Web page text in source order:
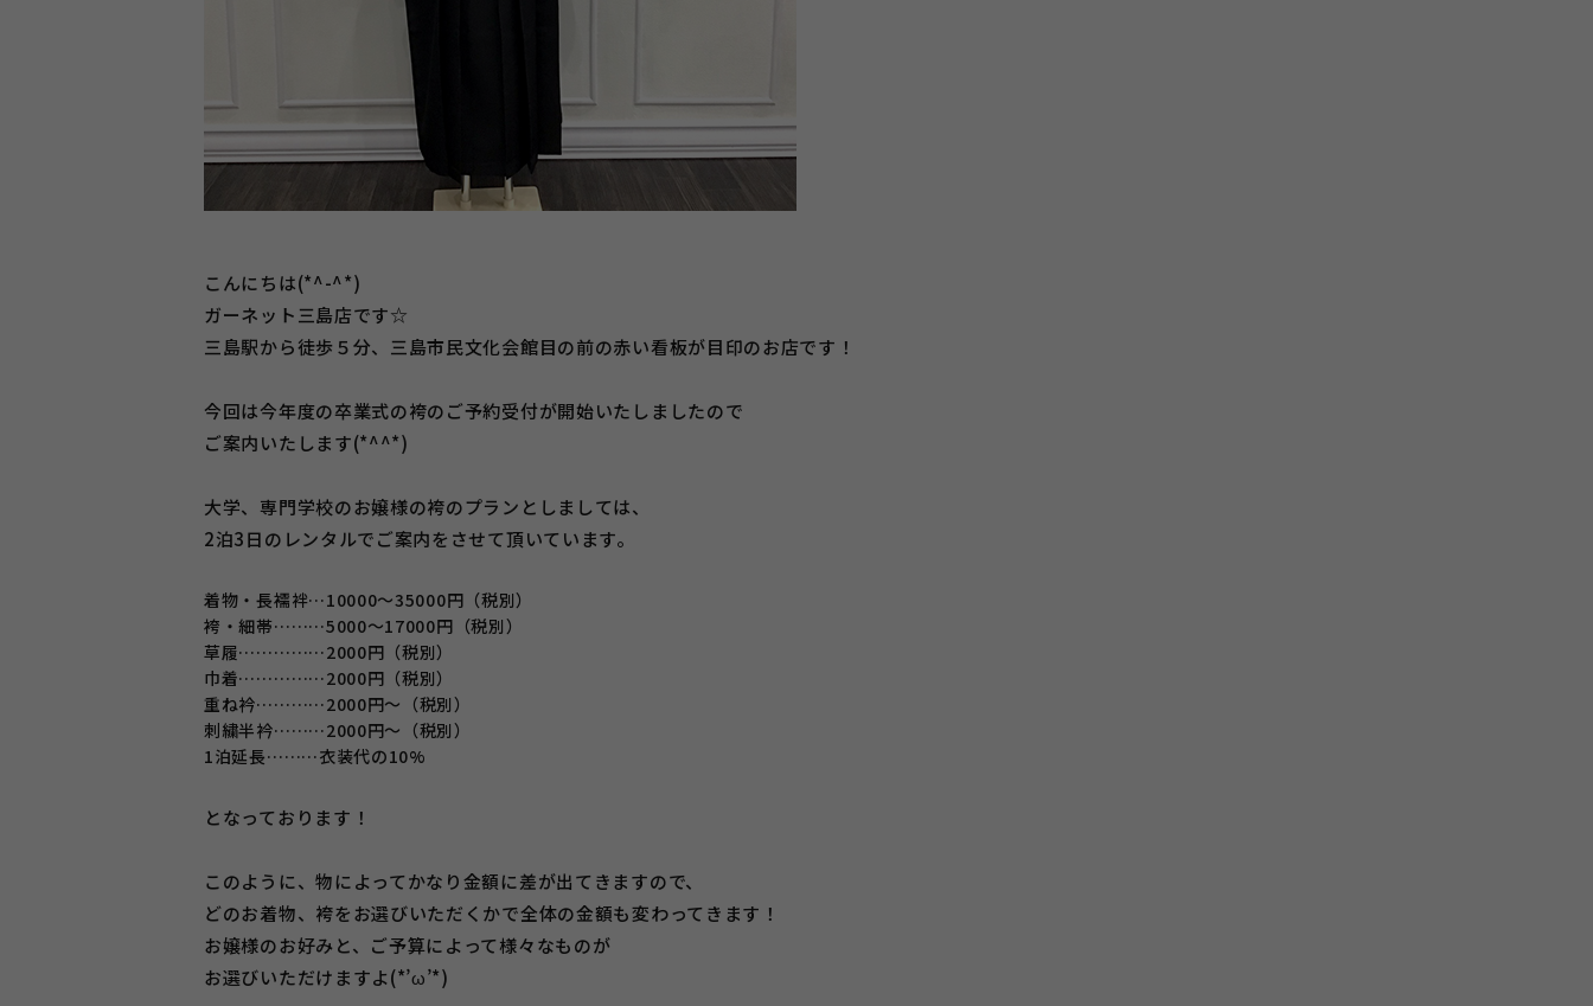
こんにちは(*^-^*)
ガーネット三島店です☆
三島駅から徒歩５分、三島市民文化会館目の前の赤い看板が目印のお店です！
今回は今年度の卒業式の袴のご予約受付が開始いたしましたので
ご案内いたします(*^^*)
大学、専門学校のお嬢様の袴のプランとしましては、
2泊3日のレンタルでご案内をさせて頂いています。
着物・長襦袢…10000～35000円（税別）
袴・細帯………5000～17000円（税別）
草履……………2000円（税別）
巾着……………2000円（税別）
重ね衿…………2000円～（税別）
刺繍半衿………2000円～（税別）
1泊延長………衣装代の10%
となっております！
このように、物によってかなり金額に差が出てきますので、
どのお着物、袴をお選びいただくかで全体の金額も変わってきます！
お嬢様のお好みと、ご予算によって様々なものが
お選びいただけますよ(*’ω’*)